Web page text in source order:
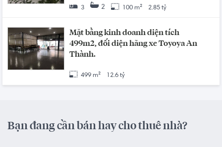
3 2 100 m² 2.85 tỷ
Mặt bằng kinh doanh diện tích
499m2, đối diện hãng xe Toyoya An
Thành.
499 m² 12.6 tỷ
Bạn đang cần bán hay cho thuê nhà?